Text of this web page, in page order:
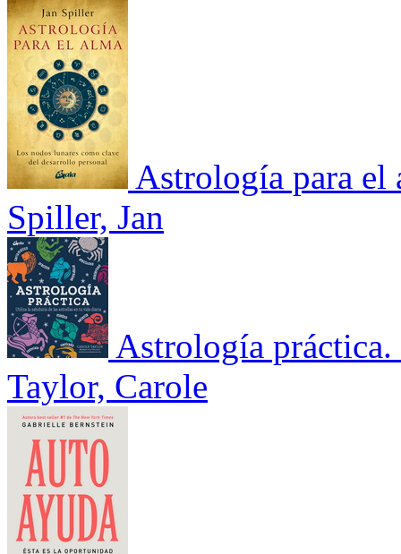
Astrología para el
Spiller, Jan
Astrología
Taylor, Carole